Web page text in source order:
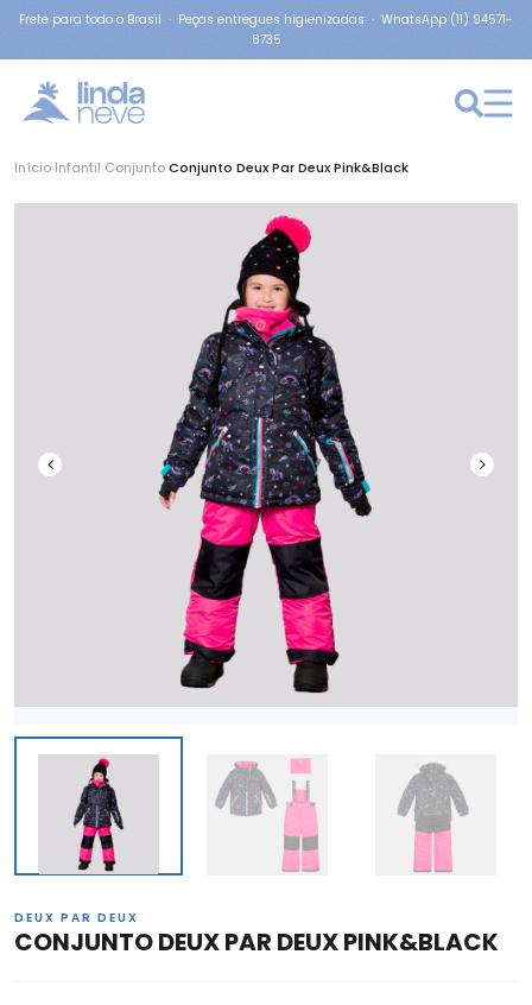
Frete para todo o Brasil · Peças entregues higienizadas · WhatsApp (11) 94571-
8735
Início Infantil ConjuntoConjunto Deux Par Deux Pink&Black
DEUX PAR DEUX
CONJUNTO DEUX PAR DEUX PINK&BLACK